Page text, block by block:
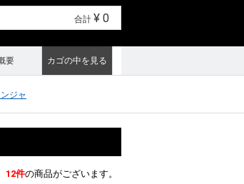
合計 ¥ 0
要 カゴの中を見る
ジャ
12件の商品がございます。